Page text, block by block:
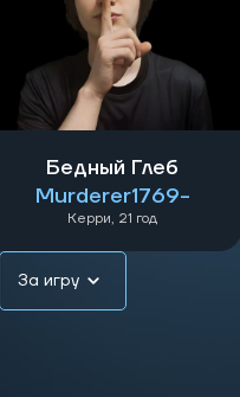
Бедный Глеб
Murderer1769-
Керри, 21 год
За игру